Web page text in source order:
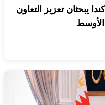
يبحثان تعزيز التعاون